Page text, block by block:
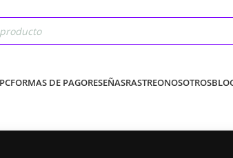
FORMAS DE PAGORESEÑASRASTREONOSOTROS